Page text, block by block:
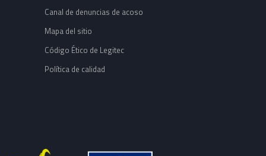
Canal de denuncias de acoso
Mapa del sitio
Código Ético de Legitec
Política de calidad